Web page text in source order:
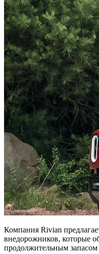
Компания Rivian
внедорожников, которые
продолжительным